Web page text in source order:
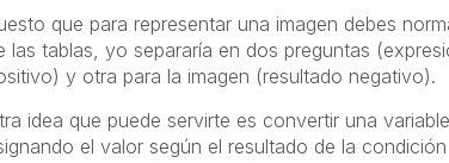
que para representar una imagen debes
las tablas, yo separaría en dos preguntas
y otra para la imagen (resultado negativo).
idea que puede servirte es convertir una
el valor según el resultado de la condición